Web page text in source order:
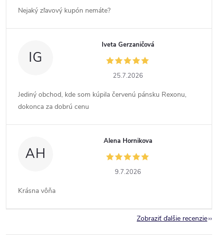
Nejaký zľavový kupón nemáte?
IG
Iveta Gerzaničová
25.7.2026
Jediný obchod, kde som kúpila červenú pánsku Rexonu,
dokonca za dobrú cenu
AH
Alena Hornikova
9.7.2026
Krásna vôňa
Zobraziť ďalšie recenzie